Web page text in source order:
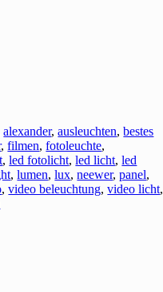
alexander,ausleuchten,bestes
,filmen,fotoleuchte,
,led fotolicht,led licht,led
,lumen,lux,neewer,panel,
,video beleuchtung,video licht,